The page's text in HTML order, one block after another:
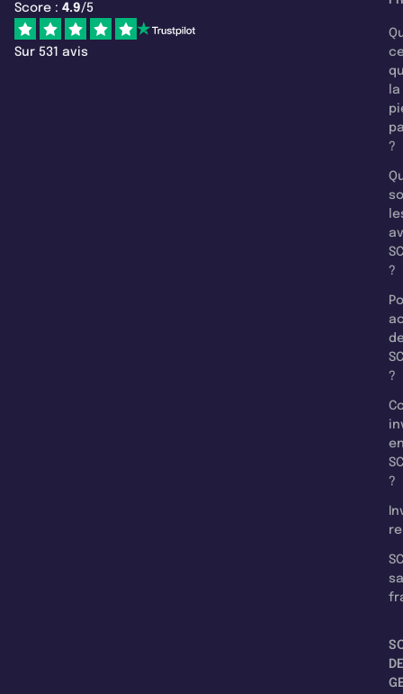
Score : 4.9/5
Sur 531 avis
la
?
?
?
?
DE